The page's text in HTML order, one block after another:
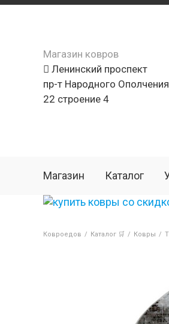
Магазин ковров
Ленинский проспект
пр-т Народного Ополчения
22 строение 4
Магазин Каталог
Ковроедов / Каталог 🛒 / Ковры /